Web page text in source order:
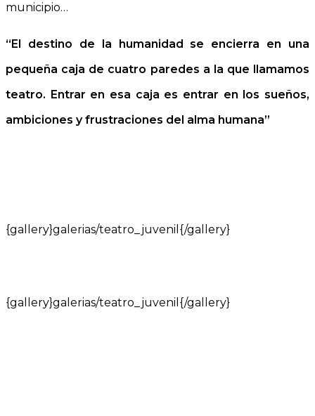
municipio…
“El destino de la humanidad se encierra en una
pequeña caja de cuatro paredes a la que llamamos
teatro. Entrar en esa caja es entrar en los sueños,
ambiciones y frustraciones del alma humana”
{gallery}galerias/teatro_juvenil{/gallery}
{gallery}galerias/teatro_juvenil{/gallery}